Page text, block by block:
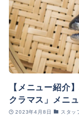
【メニュー紹介
クラマス」メニ
2023年4月8日 スタッ